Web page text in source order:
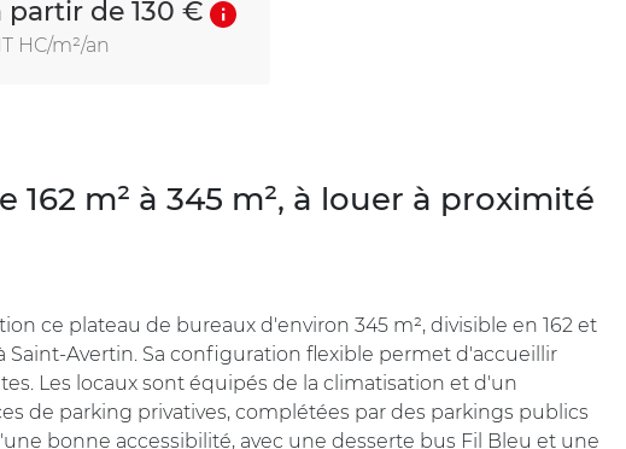
partir de 130 €
HC/m²/an
162 m² à 345 m², à louer à proximité
ce plateau de bureaux d'environ 345 m², divisible en 162 et
Avertin. Sa configuration flexible permet d'accueillir
Les locaux sont équipés de la climatisation et d'un
de parking privatives, complétées par des parkings publics
bonne accessibilité, avec une desserte bus Fil Bleu et une